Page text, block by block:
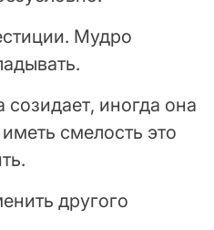
Мудро
иногда она
смелость это
другого